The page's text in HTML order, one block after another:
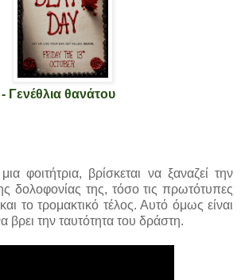
Γενέθλια θανάτου
φοιτήτρια, βρίσκεται να ξαναζεί την
δολοφονίας της, τόσο τις πρωτότυπες
το τρομακτικό τέλος. Αυτό όμως είναι
βρει την ταυτότητα του δράστη.